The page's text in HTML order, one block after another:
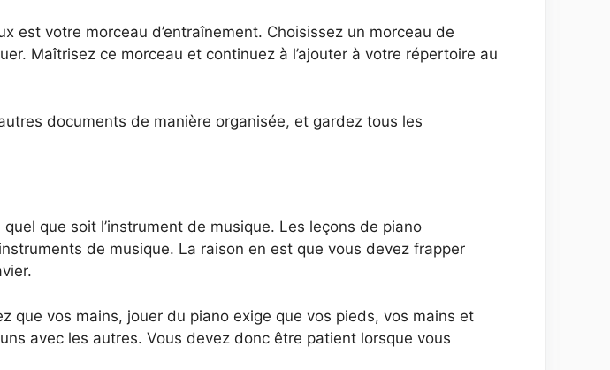
est votre morceau d’entraînement. Choisissez un morceau de
Maîtrisez ce morceau et continuez à l’ajouter à votre répertoire au
documents de manière organisée, et gardez tous les
que soit l’instrument de musique. Les leçons de piano
de musique. La raison en est que vous devez frapper
que vos mains, jouer du piano exige que vos pieds, vos mains et
avec les autres. Vous devez donc être patient lorsque vous